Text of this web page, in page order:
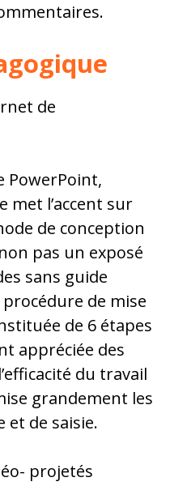
de
PowerPoint,
met l’accent sur
de conception
pas un exposé
sans guide
de mise
de 6 étapes
appréciée des
du travail
grandement les
et de saisie.
projetés